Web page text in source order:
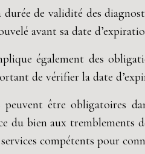
de validité des
avant sa date
également des
de vérifier la date
peuvent être obligatoires
du bien aux tremblements
compétents pour